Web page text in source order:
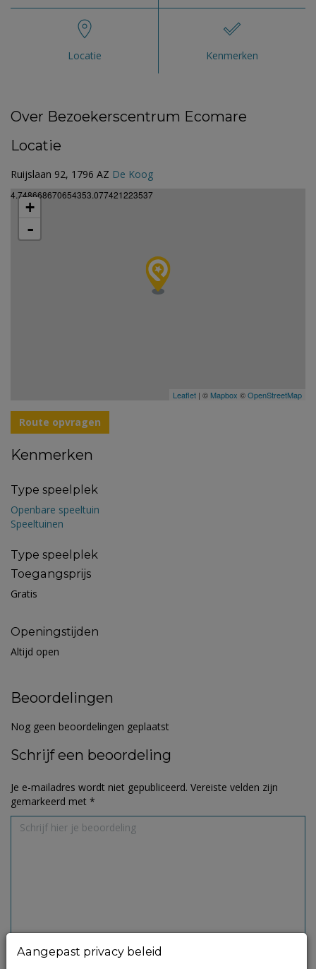
Locatie Kenmerken
Over Bezoekerscentrum Ecomare
Locatie
Ruijslaan 92, 1796 AZ De Koog
4.748668670654353.077421223537
+
-
Leaflet | © Mapbox ©OpenStreetMap
Route opvragen
Kenmerken
Type speelplek
Openbare speeltuin
Speeltuinen
Type speelplek
Toegangsprijs
Gratis
Openingstijden
Altijd open
Beoordelingen
Nog geen beoordelingen geplaatst
Schrijf een beoordeling
Je e-mailadres wordt niet gepubliceerd. Vereiste velden zijn
gemarkeerd met *
Aangepast privacy beleid